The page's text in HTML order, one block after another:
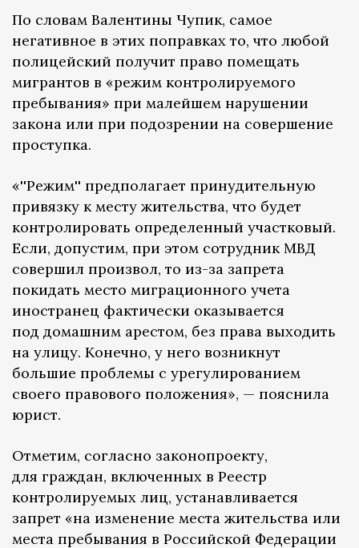
По словам Валентины Чупик, самое
негативное в этих поправках то, что любой
полицейский получит право помещать
мигрантов в «режим контролируемого
пребывания» при малейшем нарушении
закона или при подозрении на совершение
проступка.
«''Режим'' предполагает принудительную
привязку к месту жительства, что будет
контролировать определенный участковый.
Если, допустим, при этом сотрудник МВД
совершил произвол, то из-за запрета
покидать место миграционного учета
иностранец фактически оказывается
под домашним арестом, без права выходить
на улицу. Конечно, у него возникнут
большие проблемы с урегулированием
своего правового положения», — пояснила
юрист.
Отметим, согласно законопроекту,
для граждан, включенных в Реестр
контролируемых лиц, устанавливается
запрет «на изменение места жительства или
места пребывания в Российской Федерации